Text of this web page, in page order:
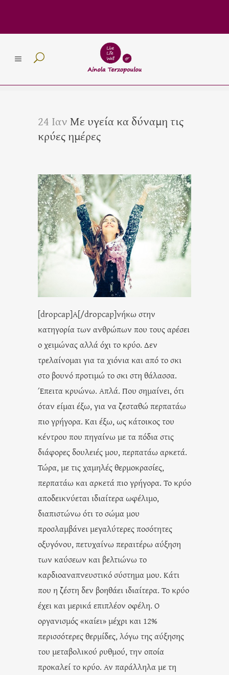
24 ΙανΜε υγεία κα δύναμη τις
κρύες ημέρες
[dropcap]Α[/dropcap]νήκω στην
κατηγορία των ανθρώπων που τους αρέσει
ο χειμώνας αλλά όχι το κρύο. Δεν
τρελαίνομαι για τα χιόνια και από το σκι
στο βουνό προτιμώ το σκι στη θάλασσα.
Έπειτα κρυώνω. Απλά. Που σημαίνει, ότι
όταν είμαι έξω, για να ζεσταθώ περπατάω
πιο γρήγορα. Και έξω, ως κάτοικος του
κέντρου που πηγαίνω με τα πόδια στις
διάφορες δουλειές μου, περπατάω αρκετά.
Τώρα, με τις χαμηλές θερμοκρασίες,
περπατάω και αρκετά πιο γρήγορα. Το κρύο
αποδεικνύεται ιδιαίτερα ωφέλιμο,
διαπιστώνω ότι το σώμα μου
προσλαμβάνει μεγαλύτερες ποσότητες
οξυγόνου, πετυχαίνω περαιτέρω αύξηση
των καύσεων και βελτιώνω το
καρδιοαναπνευστικό σύστημα μου. Κάτι
που η ζέστη δεν βοηθάει ιδιαίτερα. Το κρύο
έχει και μερικά επιπλέον οφέλη. Ο
οργανισμός «καίει» μέχρι και 12%
περισσότερες θερμίδες, λόγω της αύξησης
του μεταβολικού ρυθμού, την οποία
προκαλεί το κρύο. Αν παράλληλα με τη